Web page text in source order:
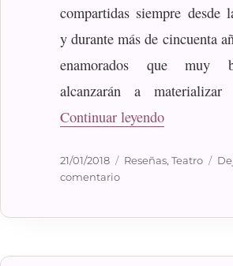
compartidas siempre desde
y durante más de cincuenta
enamorados que muy
alcanzarán a
Continuar leyendo«Ramsdell
Publicado
el
21/01/2018 Categorías
Reseñas, Teatro
comentarioen
de